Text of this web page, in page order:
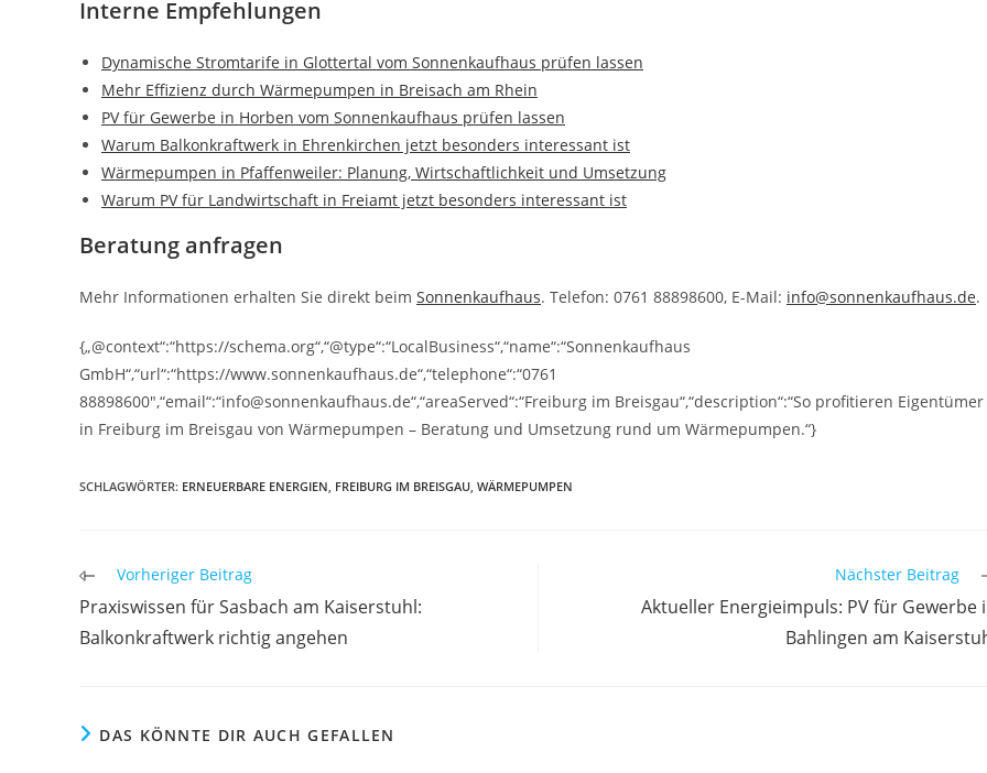
Interne Empfehlungen
Dynamische Stromtarife in Glottertal vom Sonnenkaufhaus prüfen lassen
Mehr Effizienz durch Wärmepumpen in Breisach am Rhein
PV für Gewerbe in Horben vom Sonnenkaufhaus prüfen lassen
Warum Balkonkraftwerk in Ehrenkirchen jetzt besonders interessant ist
Wärmepumpen in Pfaffenweiler: Planung, Wirtschaftlichkeit und Umsetzung
Warum PV für Landwirtschaft in Freiamt jetzt besonders interessant ist
Beratung anfragen
Mehr Informationen erhalten Sie direkt beim Sonnenkaufhaus. Telefon: 0761 88898600, E-Mail: info@sonnenkaufhaus.de.
{„@context“:“https://schema.org“,“@type“:“LocalBusiness“,“name“:“Sonnenkaufhaus
GmbH“,“url“:“https://www.sonnenkaufhaus.de“,“telephone“:“0761
88898600″,“email“:“info@sonnenkaufhaus.de“,“areaServed“:“Freiburg im Breisgau“,“description“:“So profitieren Eigentümer
in Freiburg im Breisgau von Wärmepumpen – Beratung und Umsetzung rund um Wärmepumpen.“}
SCHLAGWÖRTER: ERNEUERBARE ENERGIEN, FREIBURG IM BREISGAU, WÄRMEPUMPEN
Weitere
ansehen
Vorheriger Beitrag
Praxiswissen für Sasbach am Kaiserstuhl:
Balkonkraftwerk richtig angehen
Nächster Beitrag
Aktueller Energieimpuls: PV für Gewerbe
Bahlingen am
DAS KÖNNTE DIR AUCH GEFALLEN